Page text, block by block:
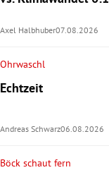
Axel Halbhuber07.08.2026
Ohrwaschl
Echtzeit
Andreas Schwarz06.08.2026
Böck schaut fern